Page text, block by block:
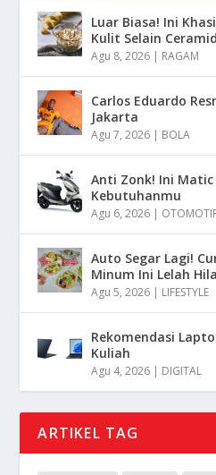
Luar Biasa! Ini
Kulit Selain
Agu 8, 2026 | RAGAM
Carlos Eduardo
Jakarta
Agu 7, 2026 | BOLA
Anti Zonk! Ini Matic
Kebutuhanmu
Agu 6, 2026 |
Auto Segar Lagi!
Minum Ini Lelah
Agu 5, 2026 | LIFESTYLE
Rekomendasi
Kuliah
Agu 4, 2026 | DIGITAL
ARTIKEL TAG